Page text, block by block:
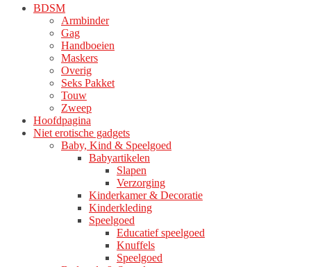
BDSM
Armbinder
Gag
Handboeien
Maskers
Overig
Seks Pakket
Touw
Zweep
Hoofdpagina
Niet erotische gadgets
Baby, Kind & Speelgoed
Babyartikelen
Slapen
Verzorging
Kinderkamer & Decoratie
Kinderkleding
Speelgoed
Educatief speelgoed
Knuffels
Speelgoed